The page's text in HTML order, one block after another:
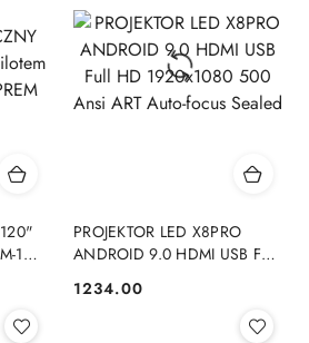
120
PROJEKTOR LED X8PRO
ANDROID 9.0 HDMI USB Full
Auto-focus Sealed
Cena:
1234.00